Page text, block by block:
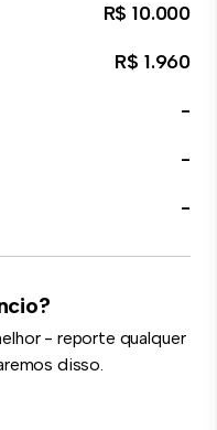
R$ 10.000
R$ 1.960
-
-
-
- reporte qualquer
disso.